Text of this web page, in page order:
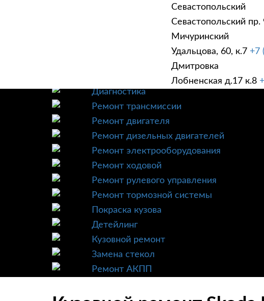
Севастопольский
Севастопольский пр.
Мичуринский
Удальцова, 60, к.7 +7
Дмитровка
Лобненская д.17 к.8
УСЛУГИ
Техническое обслуживание
Диагностика
Ремонт трансмиссии
Ремонт двигателя
Ремонт дизельных двигателей
Ремонт электрооборудования
Ремонт ходовой
Ремонт рулевого управления
Ремонт тормозной системы
Покраска кузова
Детейлинг
Кузовной ремонт
Замена стекол
Ремонт АКПП